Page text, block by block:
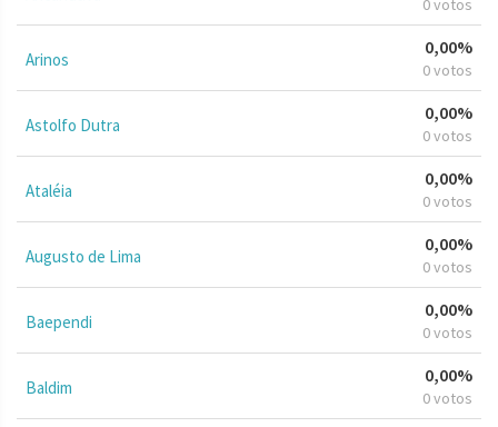
Arinos
0,00%
0 votos
Astolfo Dutra
0,00%
0 votos
Ataléia
0,00%
0 votos
Augusto de Lima
0,00%
0 votos
Baependi
0,00%
0 votos
Baldim
0,00%
0 votos